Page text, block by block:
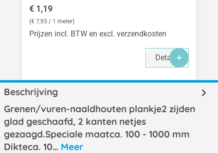
Normale prijs:
€ 1,19
(€ 7,93 / 1 meter)
Prijzen incl. BTW en excl. verzendkosten
Details
Beschrijving
Grenen/vuren-naaldhouten plankje2 zijden
glad geschaafd, 2 kanten netjes
gezaagd.Speciale maatca. 100 - 1000 mm
Dikteca. 10… Meer